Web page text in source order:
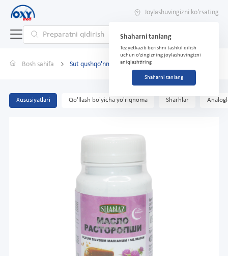
Joylashuvingizni ko'rsating
Shaharni tanlang
Tez yetkazib berishni tashkil qilish
uchun o'zingizning joylashuvingizni
aniqlashtiring
Shaharni tanlang
Bosh sahifa Sut qushqo'nmas yog'i 500g No 90 qopqoq.
Xususiyatlari Qo'llash bo'yicha yo'riqnoma Sharhlar